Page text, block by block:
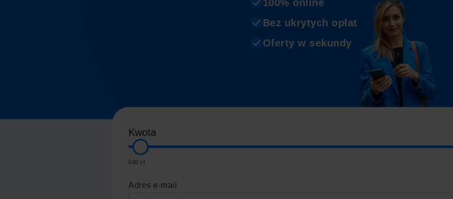
100% online
Bez ukrytych opłat
Oferty w sekundy
Kwota
500 zł
Adres e-mail